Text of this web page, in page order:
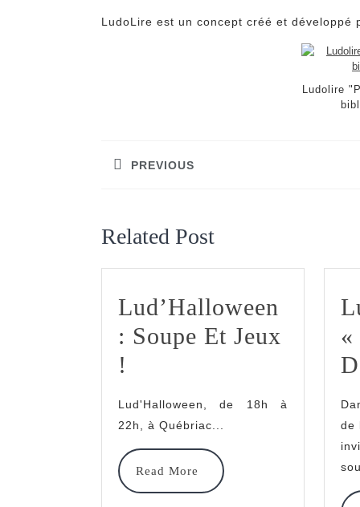
LudoLire est un concept créé et développé
Ludolire
de
PREVIOUS
Related Post
Lud’Halloween
: Soupe Et Jeux
!
Soupe
Et
Jeux
Lud'Halloween, de 18h à
22h, à Québriac...
Read More
Read
More
«
de